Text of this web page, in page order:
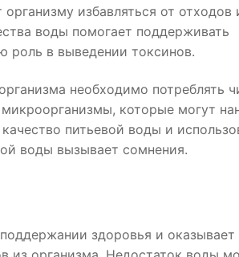
избавляться от отходов
воды помогает поддерживать
роль в выведении токсинов.
необходимо потреблять
которые могут
питьевой воды и
воды вызывает сомнения.
здоровья и оказывает